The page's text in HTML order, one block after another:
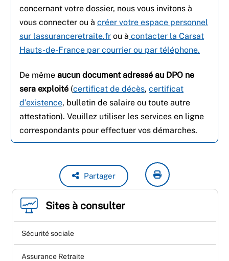
concernant votre dossier, nous vous invitons à
vous connecter ou à créer votre espace personnel
sur lassuranceretraite.fr ou à contacter la Carsat
Hauts-de-France par courrier ou par téléphone.
De même aucun document adressé au DPO ne
sera exploité (certificat de décès, certificat
d’existence, bulletin de salaire ou toute autre
attestation). Veuillez utiliser les services en ligne
correspondants pour effectuer vos démarches.
Partager
Sites à consulter
Sécurité sociale
Assurance Retraite